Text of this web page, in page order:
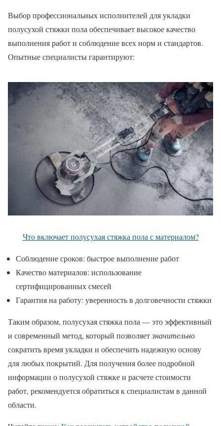
Выбор профессиональных исполнителей для укладки
полусухой стяжки пола обеспечивает высокое качество
выполнения работ и соблюдение всех норм и стандартов.
Опытные специалисты гарантируют:
Что включает полусухая стяжка пола с материалом?
Соблюдение сроков: быстрое выполнение работ
Качество материалов: использование
сертифицированных смесей
Гарантия на работу: уверенность в долговечности стяжки
Таким образом, полусухая стяжка пола — это эффективный
и современный метод, который позволяетзначительно
сократить время укладки и обеспечить надежную основу
для любых покрытий. Для получения более подробной
информации о полусухой стяжке и расчете стоимости
работ, рекомендуется обратиться к специалистам в данной
области.